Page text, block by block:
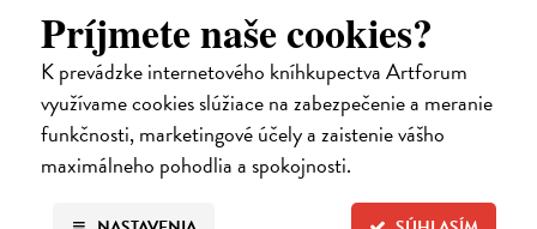
Príjmete naše cookies?
K prevádzke internetového kníhkupectva Artforum
využívame cookies slúžiace na zabezpečenie a meranie
funkčnosti, marketingové účely a zaistenie vášho
maximálneho pohodlia a spokojnosti.
na sklade